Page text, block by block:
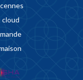
cloud